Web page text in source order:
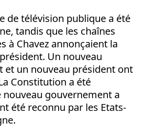
de télévision publique a été
tandis que les chaînes
à Chavez annonçaient la
Un nouveau
et un nouveau président ont
Constitution a été
nouveau gouvernement a
été reconnu par les Etats-